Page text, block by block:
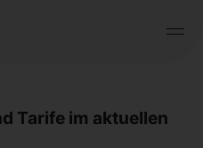
Tarife im aktuellen